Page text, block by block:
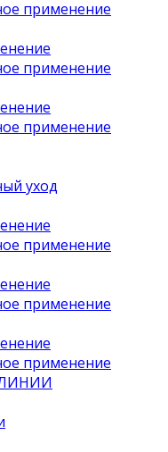
применение
применение
применение
уход
применение
применение
применение